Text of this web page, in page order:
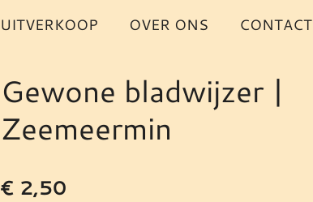
UITVERKOOP OVER ONS CONTACT
Gewone bladwijzer |
Zeemeermin
€ 2,50